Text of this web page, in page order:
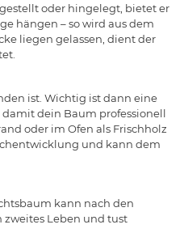
oder hingelegt, bietet er
hängen – so wird aus dem
liegen gelassen, dient der
ist. Wichtig ist dann eine
dein Baum professionell
oder im Ofen als Frischholz
und kann dem
kann nach den
zweites Leben und tust